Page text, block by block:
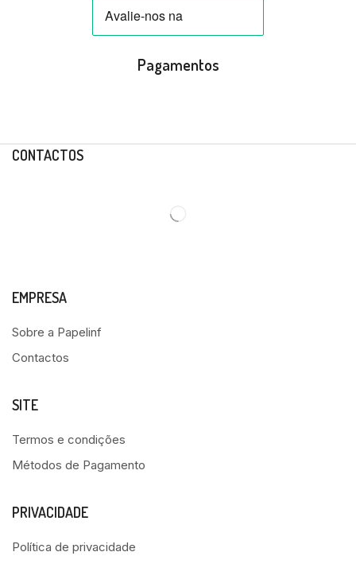
Pagamentos
CONTACTOS
EMPRESA
Sobre a Papelinf
Contactos
SITE
Termos e condições
Métodos de Pagamento
PRIVACIDADE
Política de privacidade